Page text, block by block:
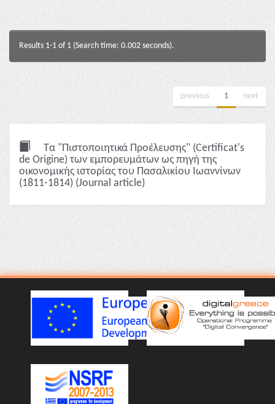
Results 1-1 of 1 (Search time: 0.002 seconds).
previous 1 next
Τα "Πιστοποιητικά Προέλευσης" (Certificat's
de Origine) των εμπορευμάτων ως πηγή της
οικονομικής ιστορίας του Πασαλικίου Ιωαννίνων
(1811-1814) (Journal article)